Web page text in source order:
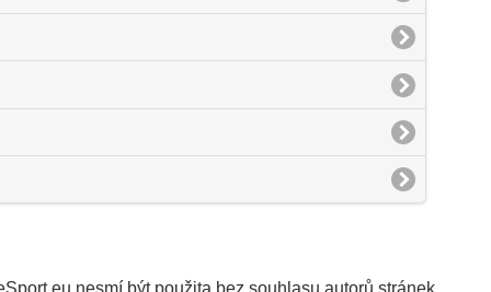
nesmí být použita bez souhlasu autorů stránek.